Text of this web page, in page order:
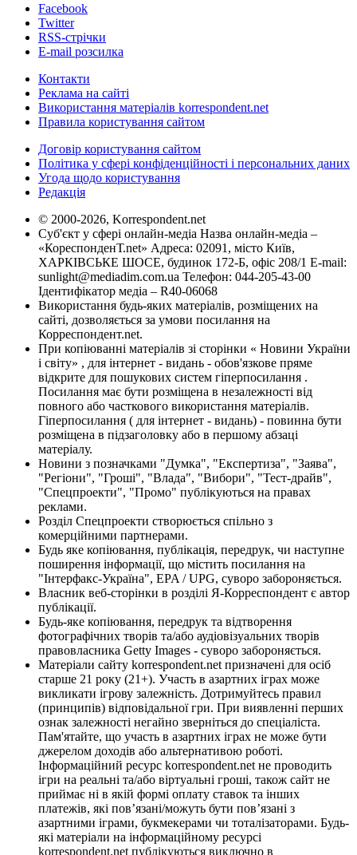
Facebook
Twitter
RSS-стрічки
E-mail розсилка
Контакти
Реклама на сайті
Використання матеріалів korrespondent.net
Правила користування сайтом
Договір користування сайтом
Політика у сфері конфіденційності і персональних даних
Угода щодо користування
Редакція
© 2000-2026, Korrespondent.net
Суб'єкт у сфері онлайн-медіа Назва онлайн-медіа –
«КореспонденТ.net» Адреса: 02091, місто Київ,
ХАРКІВСЬКЕ ШОСЕ, будинок 172-Б, офіс 208/1 E-mail:
sunlight@mediadim.com.ua Телефон: 044-205-43-00
Ідентифікатор медіа – R40-06068
Використання будь-яких матеріалів, розміщених на
сайті, дозволяється за умови посилання на
Корреспондент.net.
При копіюванні матеріалів зі сторінки « Новини України
і світу» , для інтернет - видань - обов'язкове пряме
відкрите для пошукових систем гіперпосилання .
Посилання має бути розміщена в незалежності від
повного або часткового використання матеріалів.
Гіперпосилання ( для інтернет - видань) - повинна бути
розміщена в підзаголовку або в першому абзаці
матеріалу.
Новини з позначками "Думка", "Експертиза", "Заява",
"Регіони", "Гроші", "Влада", "Вибори", "Тест-драйв",
"Спецпроекти", "Промо" публікуються на правах
реклами.
Розділ Спецпроекти створюється спільно з
комерційними партнерами.
Будь яке копіювання, публікація, передрук, чи наступне
поширення інформації, що містить посилання на
"Інтерфакс-Україна", EPA / UPG, суворо забороняється.
Власник веб-сторінки в розділі Я-Корреспондент є автор
публікації.
Будь-яке копіювання, передрук та відтворення
фотографічних творів та/або аудіовізуальних творів
правовласника Getty Images - суворо забороняється.
Матеріали сайту korrespondent.net призначені для осіб
старше 21 року (21+). Участь в азартних іграх може
викликати ігрову залежність. Дотримуйтесь правил
(принципів) відповідальної гри. При виявленні перших
ознак залежності негайно зверніться до спеціаліста.
Пам'ятайте, що участь в азартних іграх не може бути
джерелом доходів або альтернативою роботі.
Інформаційний ресурс korrespondent.net не проводить
ігри на реальні та/або віртуальні гроші, також сайт не
приймає ні в якій формі оплату ставок та інших
платежів, які пов’язані/можуть бути пов’язані з
азартними іграми, букмекерами чи тоталізаторами. Будь-
які матеріали на інформаційному ресурсі
korrespondent.net публікуються виключно в